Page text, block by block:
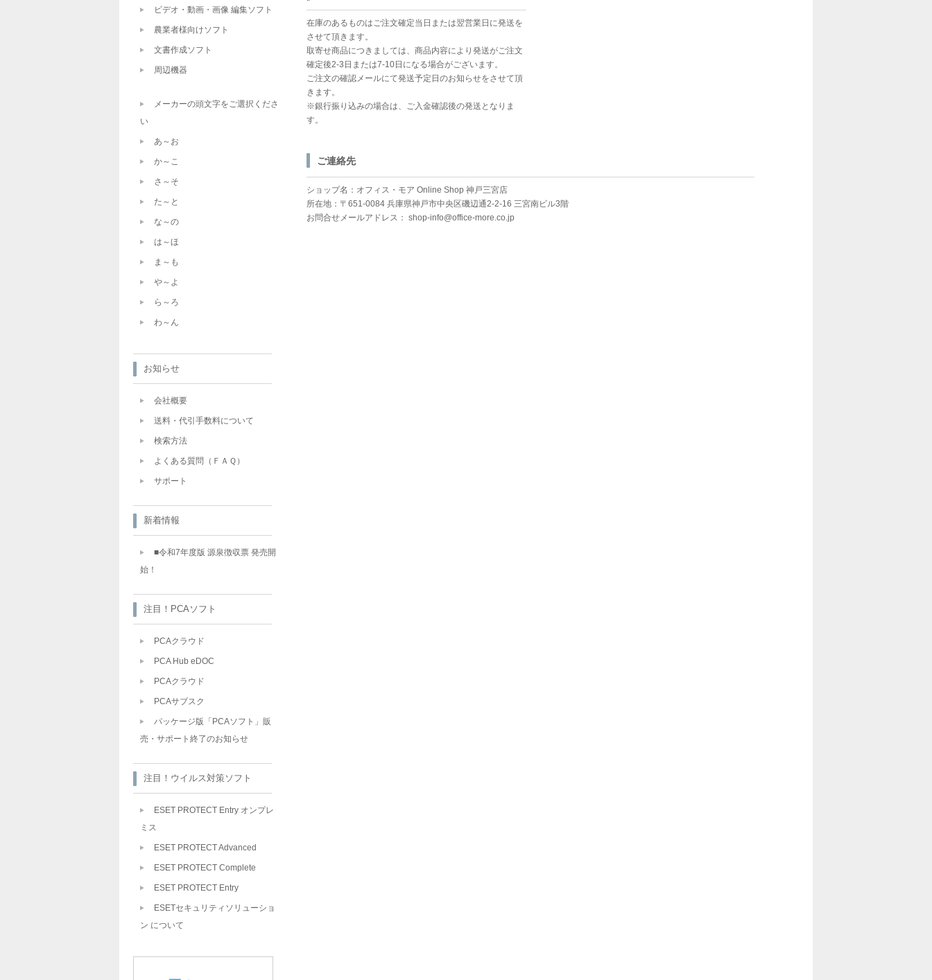
在庫のあるものはご注文確定当日または翌営業日に発送を
させて頂きます。
取寄せ商品につきましては、商品内容により発送がご注文
確定後2-3日または7-10日になる場合がございます。
ご注文の確認メールにて発送予定日のお知らせをさせて頂
きます。
※銀行振り込みの場合は、ご入金確認後の発送となりま
す。
ご連絡先
ショップ名：オフィス・モア Online Shop 神戸三宮店
所在地：〒651-0084 兵庫県神戸市中央区磯辺通2-2-16 三宮南ビル3階
お問合せメールアドレス： shop-info@office-more.co.jp
ビデオ・動画・画像 編集ソフト
農業者様向けソフト
文書作成ソフト
周辺機器
メーカーの頭文字をご選択くださ
い
あ～お
か～こ
さ～そ
た～と
な～の
は～ほ
ま～も
や～よ
ら～ろ
わ～ん
お知らせ
会社概要
送料・代引手数料について
検索方法
よくある質問（ＦＡＱ）
サポート
新着情報
■令和7年度版 源泉徴収票 発売開
始！
注目！PCAソフト
PCAクラウド
PCA Hub eDOC
PCAクラウド
PCAサブスク
パッケージ版「PCAソフト」販
売・サポート終了のお知らせ
注目！ウイルス対策ソフト
ESET PROTECT Entry オンプレ
ミス
ESET PROTECT Advanced
ESET PROTECT Complete
ESET PROTECT Entry
ESETセキュリティソリューショ
ン について